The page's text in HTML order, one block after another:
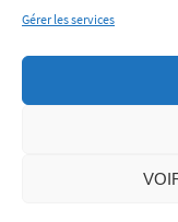
Gérer les services
76170 Lillebonne
Lundi au Vendredi :